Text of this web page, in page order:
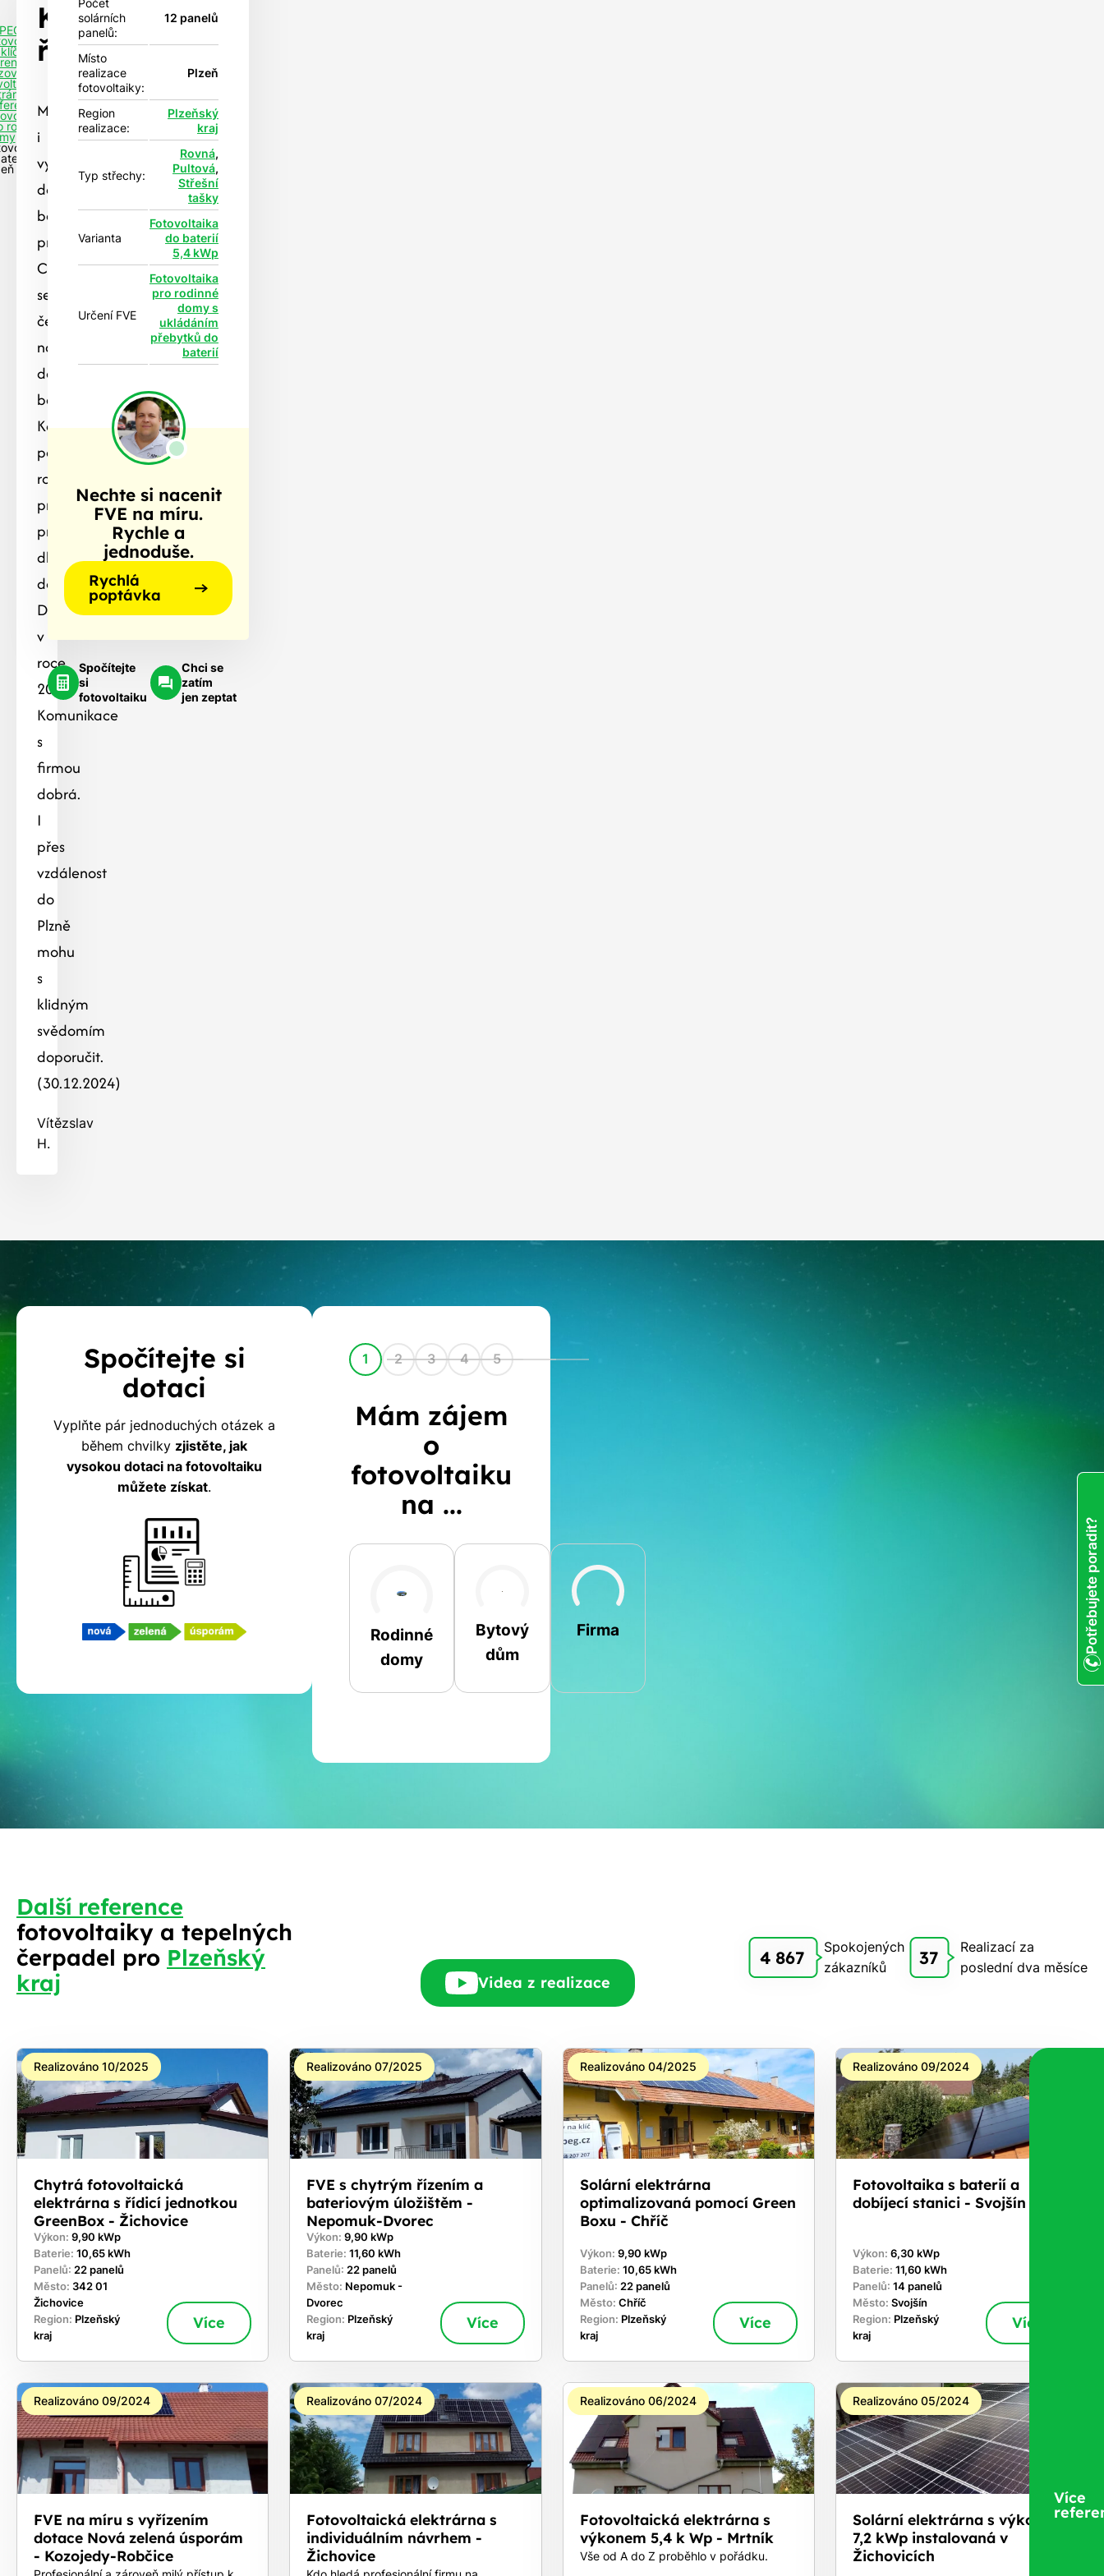
-
rodinné
-
Klient
říká
Montáž
i
vyřízení
dotace
bez
problémů.
Chvíli
se
čekalo
na
dodávku
baterií.
Kontrola
po
roce
provozu
proběhla
dle
dohody.
Dodávka
v
roce
2022.
Komunikace
s
firmou
dobrá.
I
přes
vzdálenost
do
Plzně
mohu
s
klidným
svědomím
doporučit.
(30.12.2024)
Vítězslav
H.
Počet
solárních
panelů:
12 panelů
Místo
realizace
fotovoltaiky:
Plzeň
Region
realizace:
Plzeňský
kraj
Typ střechy:
Rovná,
Pultová,
Střešní
tašky
Varianta
Fotovoltaika
do baterií
5,4 kWp
Určení FVE
Fotovoltaika
pro rodinné
domy s
ukládáním
přebytků do
baterií
Nechte si nacenit
FVE na míru.
Rychle a
jednoduše.
Rychlá
poptávka
Spočítejte
si
fotovoltaiku
Chci se
zatím
jen zeptat
Kalkulačka
dotací
na
fotovoltaiku
Spočítejte si
dotaci
Vyplňte pár jednoduchých otázek a
během chvilky zjistěte, jak
vysokou dotaci na fotovoltaiku
můžete získat.
1 2 3 4 5
Mám zájem
o
fotovoltaiku
na ...
Rodinné
domy
Bytový
dům
Firma
Jiná
Jméno a příjmení
Další reference
fotovoltaiky a tepelných
čerpadel pro Plzeňský
kraj
Videa z realizace
4 867
Spokojených
zákazníků
37
Realizací za
poslední dva měsíce
Realizováno 10/2025
Chytrá fotovoltaická
elektrárna s řídicí jednotkou
GreenBox - Žichovice
Výkon: 9,90 kWp
Baterie: 10,65 kWh
Panelů: 22 panelů
Město: 342 01
Žichovice
Region: Plzeňský
kraj
Více
Realizováno 07/2025
FVE s chytrým řízením a
bateriovým úložištěm -
Nepomuk-Dvorec
Výkon:9,90 kWp
Baterie:11,60 kWh
Panelů:22 panelů
Město: Nepomuk -
Dvorec
Region: Plzeňský
kraj
Více
Realizováno 04/2025
Solární elektrárna
optimalizovaná pomocí Green
Boxu - Chříč
Výkon: 9,90 kWp
Baterie: 10,65 kWh
Panelů: 22 panelů
Město: Chříč
Region: Plzeňský
kraj
Více
Realizováno 09/2024
Fotovoltaika s baterií a
dobíjecí stanici - Svojšín
Výkon: 6,30 kWp
Baterie: 11,60 kWh
Panelů: 14 panelů
Město: Svojšín
Region: Plzeňský
kraj
Více
Realizováno 09/2024
FVE na míru s vyřízením
dotace Nová zelená úsporám
- Kozojedy-Robčice
Realizováno 07/2024
Fotovoltaická elektrárna s
individuálním návrhem -
Žichovice
Realizováno 06/2024
Fotovoltaická elektrárna s
výkonem 5,4 k Wp - Mrtník
Vše od A do Z proběhlo v pořádku.
Realizováno 05/2024
Solární elektrárna s výkonem
7,2 kWp instalovaná v
Žichovicích
Více
Potřebujete poradit?